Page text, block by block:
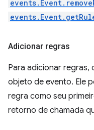
Adicionar regras
Para adicionar regras,
objeto de evento. Ele
regra como seu
retorno de chamada